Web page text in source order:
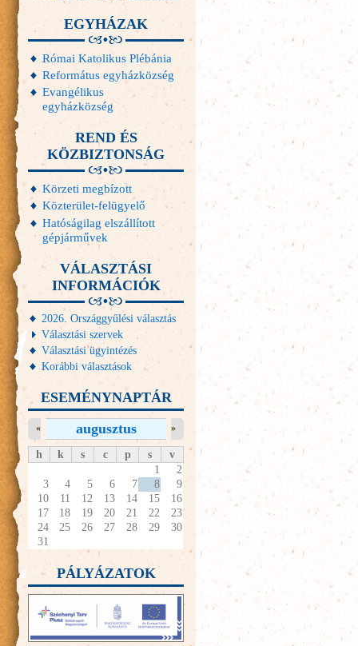
EGYHÁZAK
Római Katolikus Plébánia
Református egyházközség
Evangélikus
egyházközség
REND ÉS
KÖZBIZTONSÁG
Körzeti megbízott
Közterület-felügyelő
Hatóságilag elszállított
gépjárművek
VÁLASZTÁSI
INFORMÁCIÓK
2026. Országgyűlési választás
Választási szervek
Választási ügyintézés
Korábbi választások
ESEMÉNYNAPTÁR
augusztus
« »
h k s c p s
v
1
2
3
4 5 6 7 8
9
10
11 12 13 14 15
16
17
18 19 20 21 22
23
24
25 26 27 28 29
30
31
PÁLYÁZATOK